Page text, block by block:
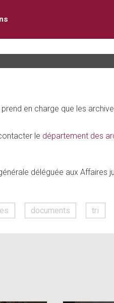
en charge que les
le département des
déléguée aux Affaires
documents tri